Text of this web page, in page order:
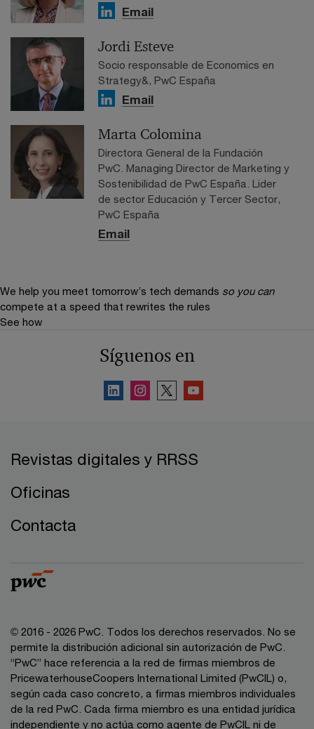
Email
Jordi Esteve
Socio responsable de Economics en
Strategy&, PwC España
Email
Marta Colomina
Directora General de la Fundación
PwC. Managing Director de Marketing y
Sostenibilidad de PwC España. Lider
de sector Educación y Tercer Sector,
PwC España
Email
We help you meet tomorrow’s tech demands so you can
compete at a speed that rewrites the rules
See how
Síguenos en
Revistas digitales y RRSS
Oficinas
Contacta
© 2016 - 2026 PwC. Todos los derechos reservados. No se
permite la distribución adicional sin autorización de PwC.
“PwC” hace referencia a la red de firmas miembros de
PricewaterhouseCoopers International Limited (PwCIL) o,
según cada caso concreto, a firmas miembros individuales
de la red PwC. Cada firma miembro es una entidad jurídica
independiente y no actúa como agente de PwCIL ni de